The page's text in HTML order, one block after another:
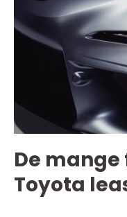
De
Toyota